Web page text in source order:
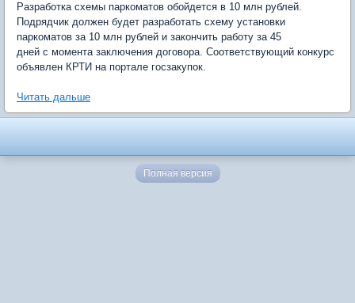
Разработка схемы паркоматов обойдется в 10 млн рублей.
Подрядчик должен будет разработать схему установки
паркоматов за 10 млн рублей и закончить работу за 45
дней с момента заключения договора. Соответствующий конкурс
объявлен КРТИ на портале госзакупок.
Читать дальше
Полная версия